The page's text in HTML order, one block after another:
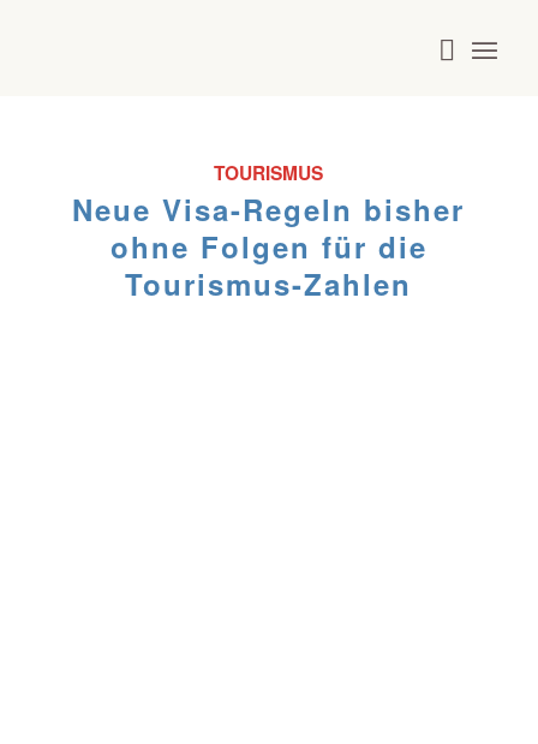
TOURISMUS
Neue Visa-Regeln bisher
ohne Folgen für die
Tourismus-Zahlen